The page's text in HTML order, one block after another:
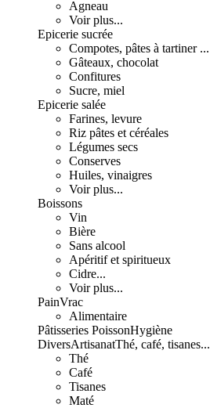
Agneau
Voir plus...
Epicerie sucrée
Compotes, pâtes à tartiner ...
Gâteaux, chocolat
Confitures
Sucre, miel
Epicerie salée
Farines, levure
Riz pâtes et céréales
Légumes secs
Conserves
Huiles, vinaigres
Voir plus...
Boissons
Vin
Bière
Sans alcool
Apéritif et spiritueux
Cidre...
Voir plus...
PainVrac
Alimentaire
Pâtisseries PoissonHygiène
DiversArtisanatThé, café, tisanes...
Thé
Café
Tisanes
Maté